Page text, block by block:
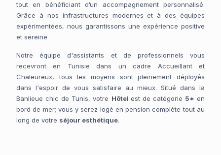
tout en bénéficiant d’un accompagnement personnalisé.
Grâce à nos infrastructures modernes et à des équipes
expérimentées, nous garantissons une expérience positive
et sereine
Notre équipe d'assistants et de professionnels vous
recevront en Tunisie dans un cadre Accueillant et
Chaleureux, tous les moyens sont pleinement déployés
dans l'espoir de vous satisfaire au mieux. Situé dans la
Banlieue chic de Tunis, votre Hôtel est de catégorie 5* en
bord de mer; vous y serez logé en pension complète tout au
long de votre séjour esthétique.